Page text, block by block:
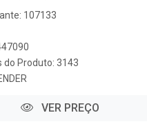
107133
do Produto: 3143
VER PREÇO